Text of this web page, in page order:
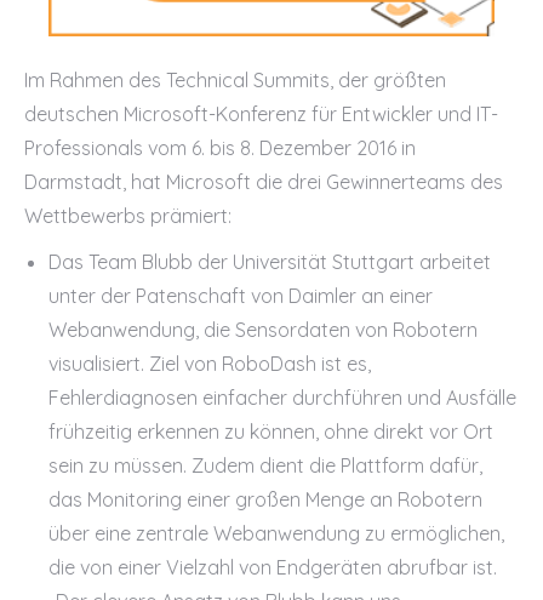
Im Rahmen des Technical Summits, der größten
deutschen Microsoft-Konferenz für Entwickler und IT-
Professionals vom 6. bis 8. Dezember 2016 in
Darmstadt, hat Microsoft die drei Gewinnerteams des
Wettbewerbs prämiert:
Das Team Blubb der Universität Stuttgart arbeitet
unter der Patenschaft von Daimler an einer
Webanwendung, die Sensordaten von Robotern
visualisiert. Ziel von RoboDash ist es,
Fehlerdiagnosen einfacher durchführen und Ausfälle
frühzeitig erkennen zu können, ohne direkt vor Ort
sein zu müssen. Zudem dient die Plattform dafür,
das Monitoring einer großen Menge an Robotern
über eine zentrale Webanwendung zu ermöglichen,
die von einer Vielzahl von Endgeräten abrufbar ist.